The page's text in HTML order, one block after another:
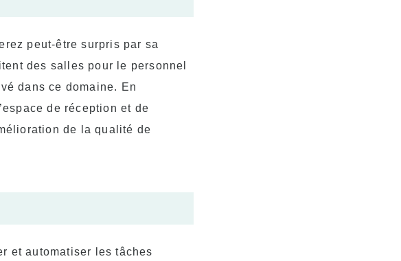
peut-être surpris par sa
des salles pour le personnel
dans ce domaine. En
de réception et de
de la qualité de
et automatiser les tâches